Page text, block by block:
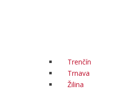
Trenčín
Trnava
Žilina